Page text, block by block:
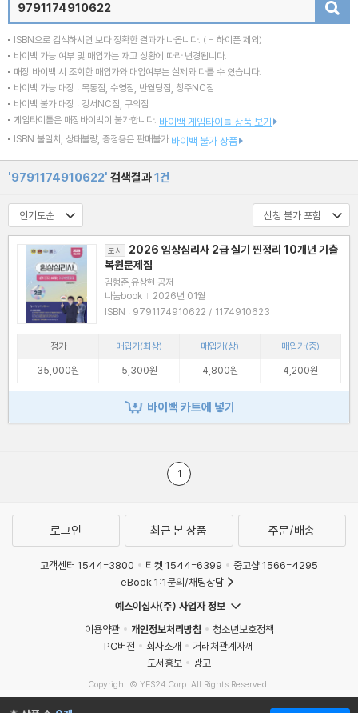
ISBN으로 검색하시면 보다 정확한 결과가 나옵니다. ( - 하이픈 제외)
바이백 가능 여부 및 매입가는 재고 상황에 따라 변경됩니다.
매장 바이백 시 조회한 매입가와 매입여부는 실제와 다를 수 있습니다.
바이백 가능 매장 : 목동점, 수영점, 반월당점, 청주NC점
바이백 불가 매장 : 강서NC점, 구의점
게임타이틀은 매장바이백이 불가합니다. 바이백 게임타이틀 상품 보기
ISBN 불일치, 상태불량, 증정용은 판매불가 바이백 불가 상품
'9791174910622' 검색결과1건
도서
2026 임상심리사 2급 실기 찐정리 10개년 기출
복원문제집
김형준,유상현 공저
나눔book | 2026년 01월
ISBN : 9791174910622 / 1174910623
정가 매입가(최상) 매입가(상)
매입가(중)
35,000원
5,300원 4,800원 4,200원
바이백 카트에 넣기
1
로그인 최근 본 상품 주문/배송
고객센터 1544-3800 티켓 1544-6399
중고샵 1566-4295
eBook 1:1문의/채팅상담
예스이십사(주) 사업자 정보
이용약관
개인정보처리방침
청소년보호정책
PC버전
회사소개
거래처관계자께
도서홍보
광고
Copyright © YES24 Corp. All Rights Reserved.
MATOM2